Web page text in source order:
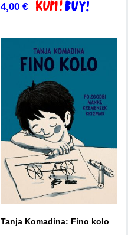
4,00€ Dodaj v košarico
Tanja Komadina: Fino kolo